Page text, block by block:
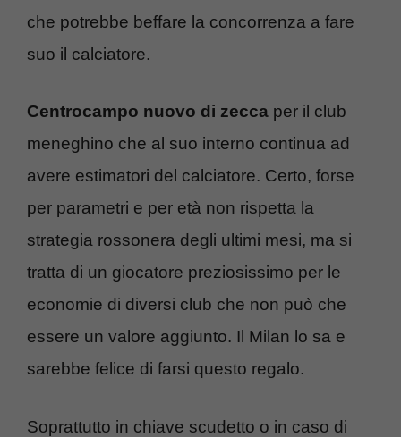
che potrebbe beffare la concorrenza a fare
suo il calciatore.
Centrocampo nuovo di zecca per il club
meneghino che al suo interno continua ad
avere estimatori del calciatore. Certo, forse
per parametri e per età non rispetta la
strategia rossonera degli ultimi mesi, ma si
tratta di un giocatore preziosissimo per le
economie di diversi club che non può che
essere un valore aggiunto. Il Milan lo sa e
sarebbe felice di farsi questo regalo.
Soprattutto in chiave scudetto o in caso di